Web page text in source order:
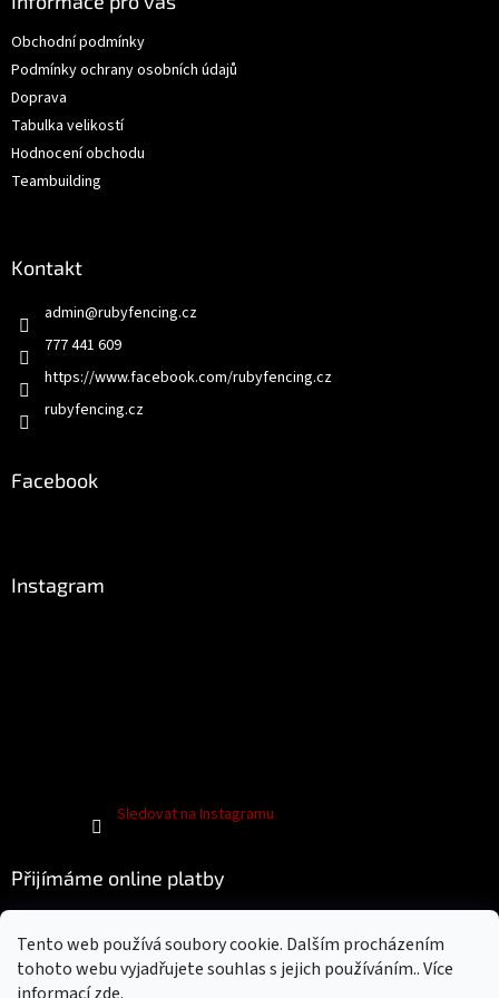
Tento web používá soubory cookie. Dalším procházením
tohoto webu vyjadřujete souhlas s jejich používáním.. Více
Obchodní podmínky
Podmínky ochrany osobních údajů
Doprava
Tabulka velikostí
Hodnocení obchodu
Teambuilding
Kontakt
admin@rubyfencing.cz
777 441 609
https://www.facebook.com/rubyfencing.cz
rubyfencing.cz
Facebook
Instagram
Sledovat na Instagramu
Přijímáme online platby